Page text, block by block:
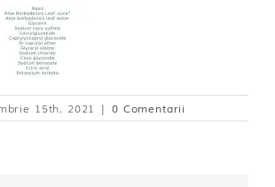
15th, 2021 | 0 Comentarii